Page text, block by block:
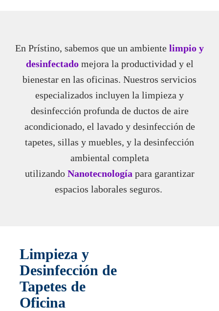
En Prístino, sabemos que un ambiente limpio y
desinfectado mejora la productividad y el
bienestar en las oficinas. Nuestros servicios
especializados incluyen la limpieza y
desinfección profunda de ductos de aire
acondicionado, el lavado y desinfección de
tapetes, sillas y muebles, y la desinfección
ambiental completa
utilizando Nanotecnología para garantizar
espacios laborales seguros.
Limpieza y
Desinfección de
Tapetes de
Oficina